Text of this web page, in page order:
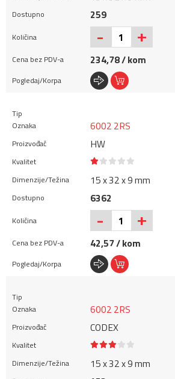
259
- +
234,78 / kom
6002 2RS
HW
15 x 32 x 9 mm
6362
- +
42,57 / kom
6002 2RS
CODEX
15 x 32 x 9 mm